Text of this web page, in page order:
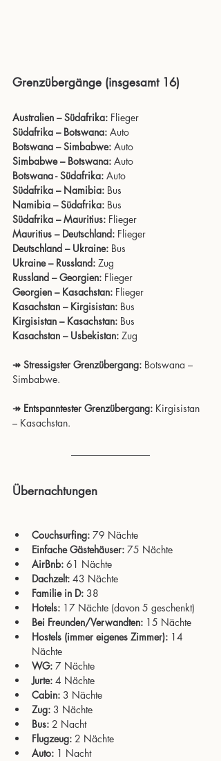
Grenzübergänge (insgesamt 16)
Australien – Südafrika: Flieger
Südafrika – Botswana: Auto
Botswana – Simbabwe: Auto
Simbabwe – Botswana: Auto
Botswana - Südafrika: Auto
Südafrika – Namibia: Bus
Namibia – Südafrika: Bus
Südafrika – Mauritius: Flieger
Mauritius – Deutschland: Flieger
Deutschland – Ukraine: Bus
Ukraine – Russland: Zug
Russland – Georgien: Flieger
Georgien – Kasachstan: Flieger
Kasachstan – Kirgisistan: Bus
Kirgisistan – Kasachstan: Bus
Kasachstan – Usbekistan: Zug
↠ Stressigster Grenzübergang: Botswana –
Simbabwe.
↠ Entspanntester Grenzübergang: Kirgisistan
– Kasachstan.
Übernachtungen
Couchsurfing: 79 Nächte
Einfache Gästehäuser: 75 Nächte
AirBnb: 61 Nächte
Dachzelt: 43 Nächte
Familie in D: 38
Hotels: 17 Nächte (davon 5 geschenkt)
Bei Freunden/Verwandten: 15 Nächte
Hostels (immer eigenes Zimmer): 14
Nächte
WG: 7 Nächte
Jurte: 4 Nächte
Cabin: 3 Nächte
Zug: 3 Nächte
Bus: 2 Nacht
Flugzeug: 2 Nächte
Auto: 1 Nacht